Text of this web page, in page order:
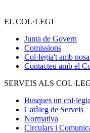
EL COL·LEGI
Junta de Govern
Comissions
Col·legia't amb
Contacteu amb el
SERVEIS ALS
Busques un
Catàleg de Serveis
Normativa
Circulars i